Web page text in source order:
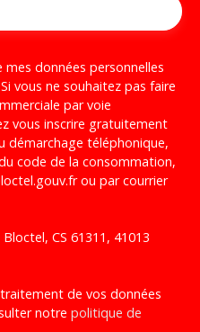
données personnelles
vous ne souhaitez pas faire
par voie
vous inscrire gratuitement
démarchage téléphonique,
code de la consommation,
ou par courrier
CS 61311, 41013
de vos données
notre politique de